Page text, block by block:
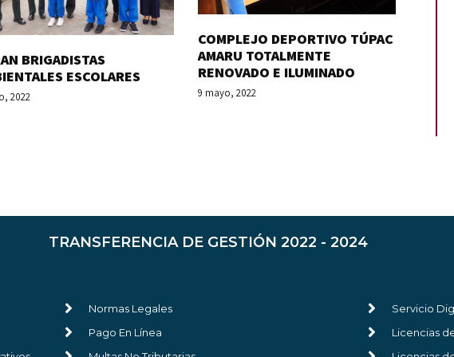
BRIGADISTAS
ESCOLARES
2022
COMPLEJO DEPORTIVO TÚPAC
AMARU TOTALMENTE
RENOVADO E ILUMINADO
9 mayo, 2022
TRANSFERENCIA DE GESTIÓN 2022 - 2024
Normas Legales
Pago En Línea
Servicio
Licencias